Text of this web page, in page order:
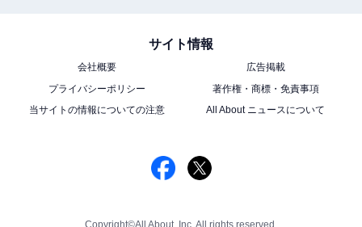
サイト情報
会社概要
広告掲載
プライバシーポリシー
著作権・商標・免責事項
当サイトの情報についての注意
All About ニュースについて